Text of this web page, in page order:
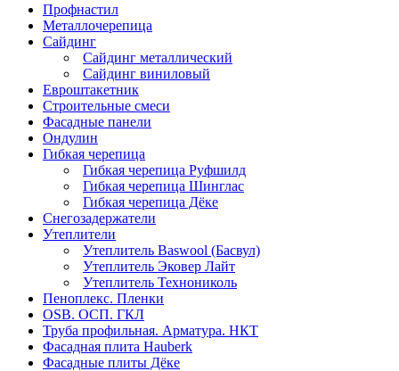
Профнастил
Металлочерепица
Сайдинг
Сайдинг металлический
Сайдинг виниловый
Евроштакетник
Строительные смеси
Фасадные панели
Ондулин
Гибкая черепица
Гибкая черепица Руфшилд
Гибкая черепица Шинглас
Гибкая черепица Дёке
Снегозадержатели
Утеплители
Утеплитель Baswool (Басвул)
Утеплитель Эковер Лайт
Утеплитель Технониколь
Пеноплекс. Пленки
OSB. ОСП. ГКЛ
Труба профильная. Арматура. НКТ
Фасадная плита Hauberk
Фасадные плиты Дёке